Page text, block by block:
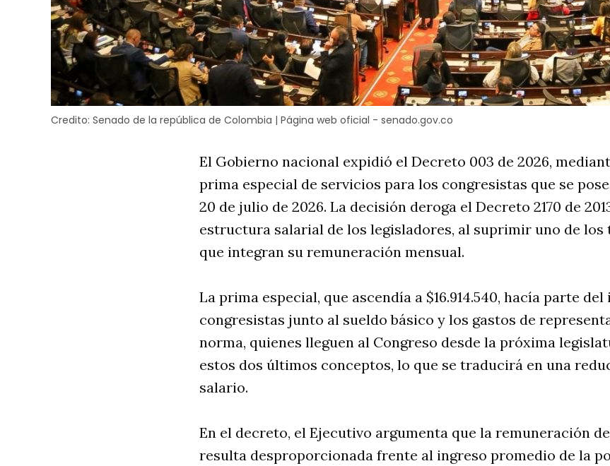
Credito: Senado de la república de Colombia | Página web oficial - senado.gov.co
El Gobierno nacional expidió el Decreto 003 de 2026,
prima especial de servicios para los congresistas que se
20 de julio de 2026. La decisión deroga el Decreto 2170 de
estructura salarial de los legisladores, al suprimir uno de los
que integran su remuneración mensual.
La prima especial, que ascendía a $16.914.540, hacía parte
congresistas junto al sueldo básico y los gastos de
norma, quienes lleguen al Congreso desde la próxima
estos dos últimos conceptos, lo que se traducirá en una
salario.
En el decreto, el Ejecutivo argumenta que la remuneración
resulta desproporcionada frente al ingreso promedio de la